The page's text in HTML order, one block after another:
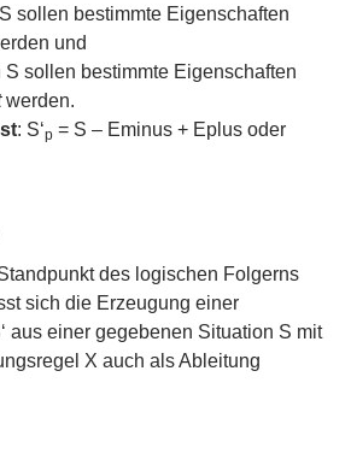
sollen bestimmte Eigenschaften
und
S sollen bestimmte Eigenschaften
werden.
: S‘p = S – Eminus + Eplus oder
des logischen Folgerns
sich die Erzeugung einer
aus einer gegebenen Situation S mit
X auch als Ableitung